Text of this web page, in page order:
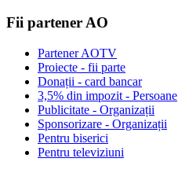
Fii partener AO
Partener AOTV
Proiecte - fii parte
Donații - card bancar
3,5% din impozit - Persoane
Publicitate - Organizații
Sponsorizare - Organizații
Pentru biserici
Pentru televiziuni